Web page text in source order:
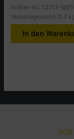
Artikel-Nr.: 13217-
Versandgewicht: 0.3
In den